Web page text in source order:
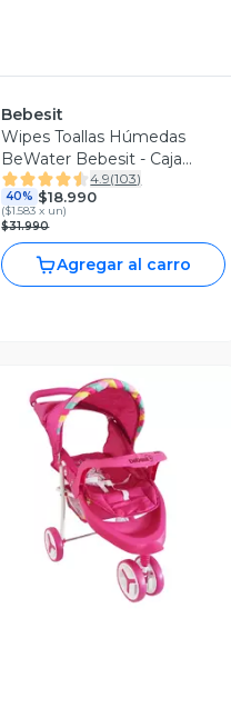
Bebesit
Wipes Toallas Húmedas
BeWater Bebesit - Caja
12x60 unidades
4.9(103)
40% $18.990
($1.583 x un)
$31.990
Agregar al carro
Vista Previa